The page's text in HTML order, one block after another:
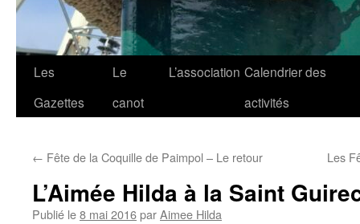
Les
Gazettes
Le
canot
L’association Calendrier des
activités
← Fête de la Coquille de Paimpol – Le retour Les
L’Aimée Hilda à la Saint
Publié le8 mai 2016parAimee Hilda